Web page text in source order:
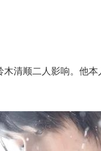
清顺二人影响。他